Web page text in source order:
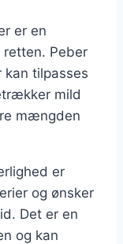
er en
Peber
tilpasses
mild
mængden
er
og ønsker
Det er en
og kan